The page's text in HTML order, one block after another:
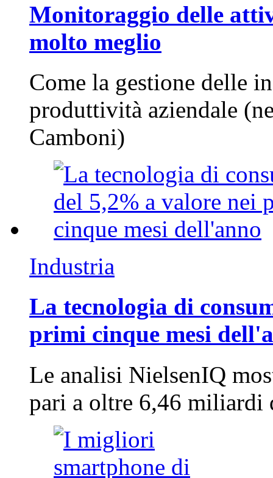
Monitoraggio delle
molto meglio
Come la gestione delle
produttività aziendale
Camboni)
Industria
La tecnologia di
primi cinque mesi
Le analisi NielsenIQ
pari a oltre 6,46